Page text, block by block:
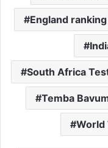
England
South Africa
Temba
World